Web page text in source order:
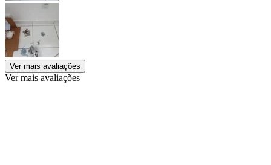
Ver mais avaliações
Ver mais avaliações